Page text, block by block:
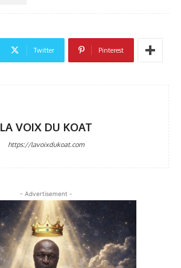
Twitter Pinterest
LA VOIX DU KOAT
https://lavoixdukoat.com
- Advertisement -